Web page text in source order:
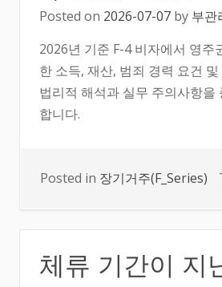
Posted on 2026-07-07 by 부관
2026년 기준 F-4 비자에서 영주
한 소득, 재산, 범죄 경력 요건
법리적 해석과 실무 주의사항을
합니다.
Posted in 장기거주(F_Series)
체류 기간이 지